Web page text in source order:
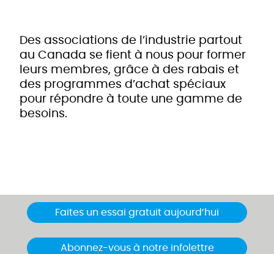
Des associations de l’industrie partout
au Canada se fient à nous pour former
leurs membres, grâce à des rabais et
des programmes d’achat spéciaux
pour répondre à toute une gamme de
besoins.
Faites un essai gratuit aujourd’hui
Abonnez-vous à notre infolettre